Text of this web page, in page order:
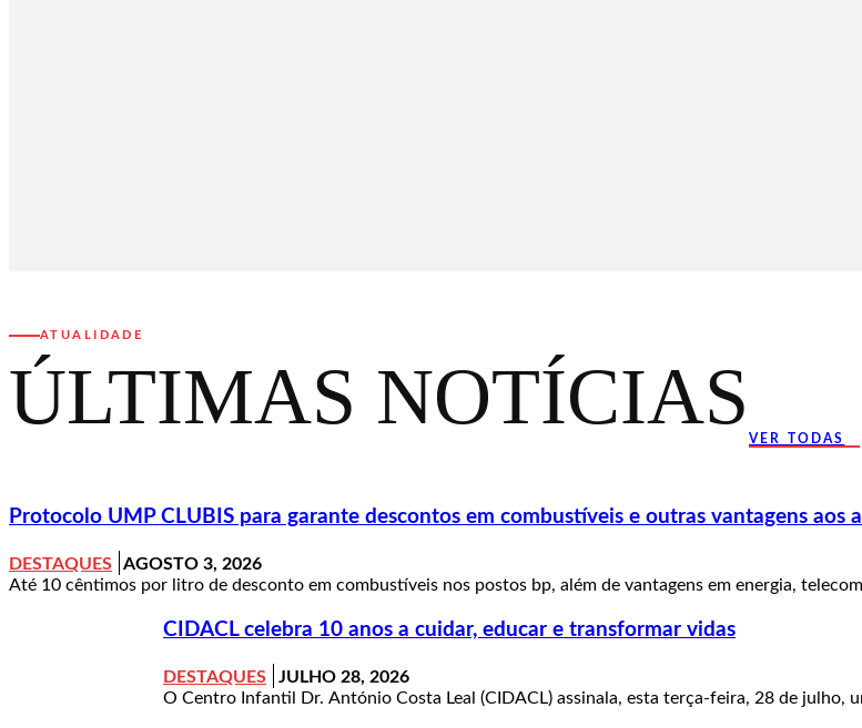
ATUALIDADE
ÚLTIMAS NOTÍCIAS VER TODAS
Protocolo UMP CLUBIS para garante descontos em combustíveis e outras vantagens aos
DESTAQUES
AGOSTO 3, 2026
Até 10 cêntimos por litro de desconto em combustíveis nos postos bp, além de vantagens em energia,
CIDACL celebra 10 anos a cuidar, educar e transformar vidas
DESTAQUES
JULHO 28, 2026
O Centro Infantil Dr. António Costa Leal (CIDACL) assinala, esta terça-feira, 28 de julho,